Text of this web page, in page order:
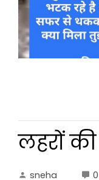
लहरों
sneha